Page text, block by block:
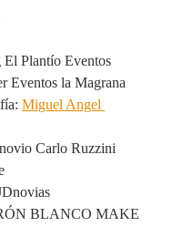
El Plantío Eventos
Eventos la Magrana
Miguel Angel
Carlo Ruzzini
BLANCO MAKE